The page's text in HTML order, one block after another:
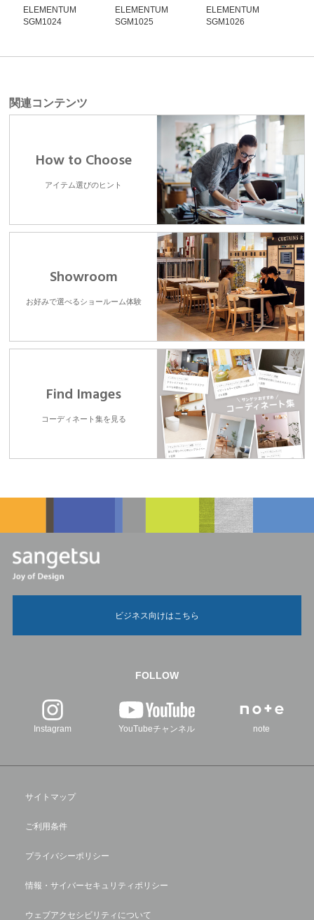
ELEMENTUM
SGM1024
ELEMENTUM
SGM1025
ELEMENTUM
SGM1026
関連コンテンツ
How to Choose
アイテム選びのヒント
Showroom
お好みで選べるショールーム体験
Find Images
コーディネート集を見る
ビジネス向けはこちら
FOLLOW
Instagram YouTubeチャンネル note
サイトマップ
ご利用条件
プライバシーポリシー
情報・サイバーセキュリティポリシー
ウェブアクセシビリティについて